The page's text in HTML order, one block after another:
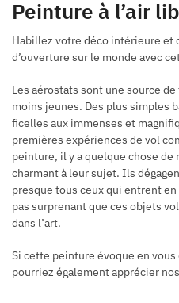
Peinture à l’air
Habillez votre déco intérieure et
d’ouverture sur le monde avec
Les aérostats sont une source
moins jeunes. Des plus simples
ficelles aux immenses et
premières expériences de vol
peinture, il y a quelque chose
charmant à leur sujet. Ils
presque tous ceux qui entrent
pas surprenant que ces objets
dans l’art.
Si cette peinture évoque en
pourriez également apprécier